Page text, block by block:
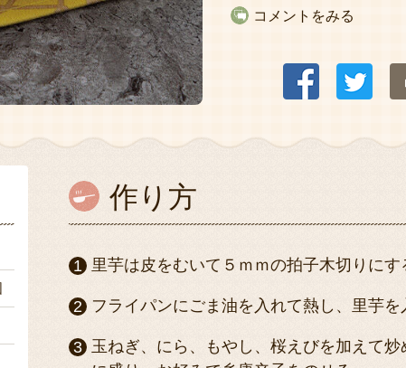
コメントをみる
作り方
里芋は皮をむいて５ｍｍの拍子木切りに
フライパンにごま油を入れて熱し、里芋
玉ねぎ、にら、もやし、桜えびを加えて